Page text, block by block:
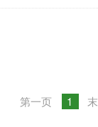
第一页 1